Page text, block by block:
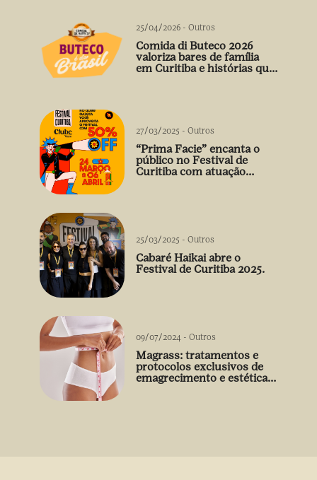
25/04/2026 - Outros
Comida di Buteco 2026
valoriza bares de família
em Curitiba e histórias que
27/03/2025 - Outros
“Prima Facie” encanta o
público no Festival de
Curitiba com atuação
25/03/2025 - Outros
Cabaré Haikai abre o
Festival de Curitiba 2025.
09/07/2024 - Outros
Magrass: tratamentos e
protocolos exclusivos de
emagrecimento e estética